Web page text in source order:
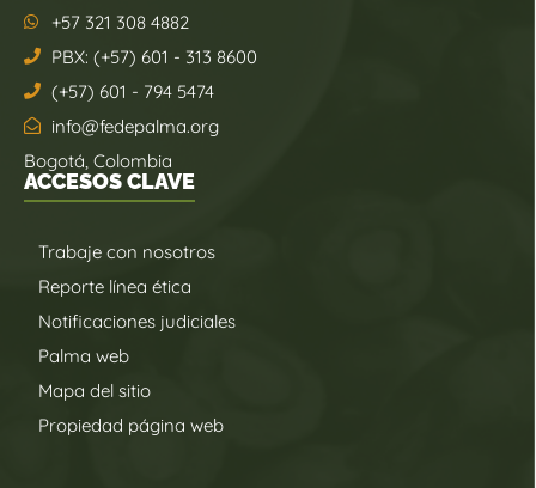
+57 321 308 4882
PBX: (+57) 601 - 313 8600
(+57) 601 - 794 5474
info@fedepalma.org
Bogotá, Colombia
ACCESOS CLAVE
Trabaje con nosotros
Reporte línea ética
Notificaciones judiciales
Palma web
Mapa del sitio
Propiedad página web